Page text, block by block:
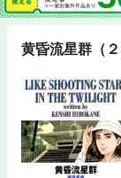
黄昏流星群（２